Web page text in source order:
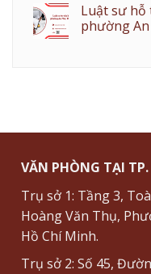
Luật sư
phường
VĂN PHÒNG TẠI
Trụ sở 1: Tầng 3,
Hoàng Văn Thụ,
Hồ Chí Minh.
Trụ sở 2: Số 45,